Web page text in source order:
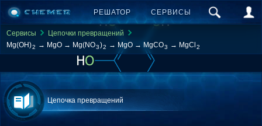
РЕШАТОР СЕРВИСЫ
Сервисы
Цепочки превращений
Mg(OH)2 → MgO → Mg(NO3)2 → MgO → MgCO3 → MgCl 2
Цепочка превращений